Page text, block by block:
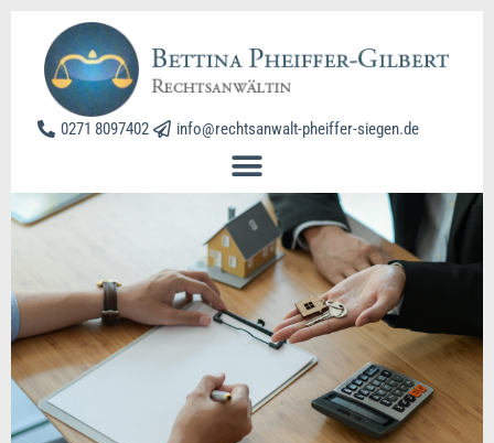
0271 8097402 info@rechtsanwalt-pheiffer-siegen.de